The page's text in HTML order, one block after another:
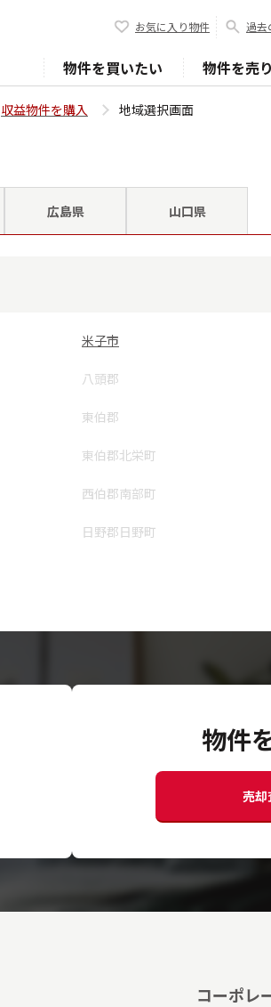
お気に入り物件 過去
物件を買いたい 物件を売
収益物件を購入 地域選択画面
広島県 山口県
米子市
八頭郡
東伯郡
東伯郡北栄町
西伯郡南部町
日野郡日野町
物件
売却
コーポレ